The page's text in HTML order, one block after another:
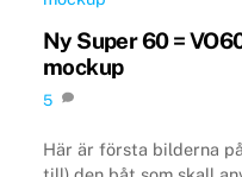
Ny Super 60 =
mockup
5
Här är första bilderna